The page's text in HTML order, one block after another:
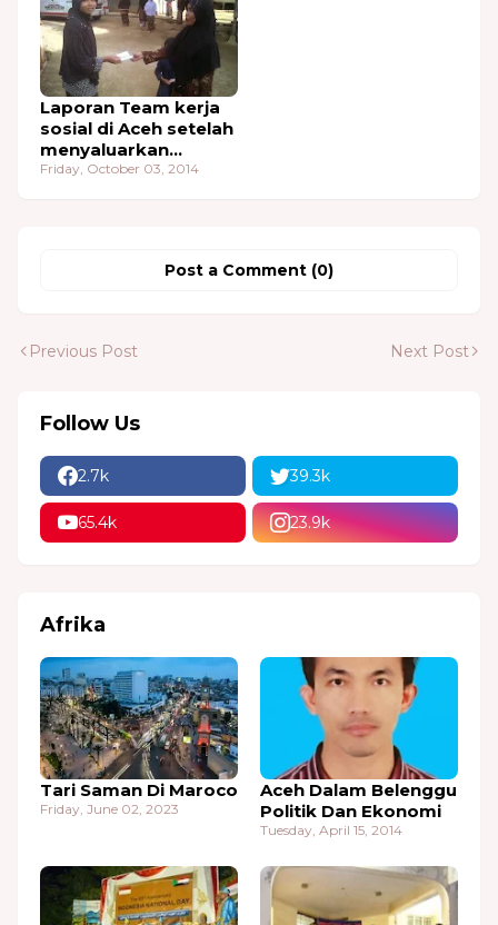
Laporan Team kerja
sosial di Aceh setelah
menyaluarkan
bantuan dari WAA
Friday, October 03, 2014
Post a Comment (0)
Previous Post Next Post
Follow Us
2.7k 39.3k
65.4k 23.9k
Afrika
Tari Saman Di Maroco
Friday, June 02, 2023
Aceh Dalam Belenggu
Politik Dan Ekonomi
Tuesday, April 15, 2014